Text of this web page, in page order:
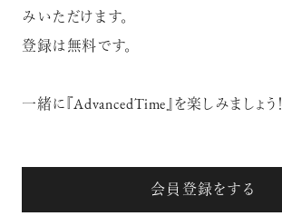
みいただけます。
登録は無料です。
一緒に『AdvancedTime』を楽しみましょう！
会員登録をする